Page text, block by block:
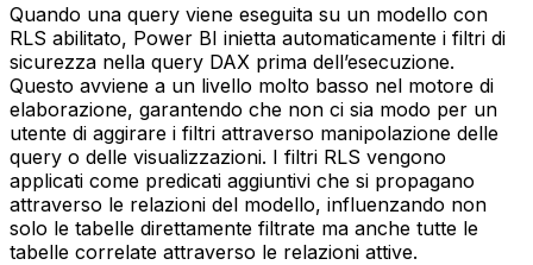
Quando una query viene eseguita su un modello con
RLS abilitato, Power BI inietta automaticamente i filtri di
sicurezza nella query DAX prima dell’esecuzione.
Questo avviene a un livello molto basso nel motore di
elaborazione, garantendo che non ci sia modo per un
utente di aggirare i filtri attraverso manipolazione delle
query o delle visualizzazioni. I filtri RLS vengono
applicati come predicati aggiuntivi che si propagano
attraverso le relazioni del modello, influenzando non
solo le tabelle direttamente filtrate ma anche tutte le
tabelle correlate attraverso le relazioni attive.